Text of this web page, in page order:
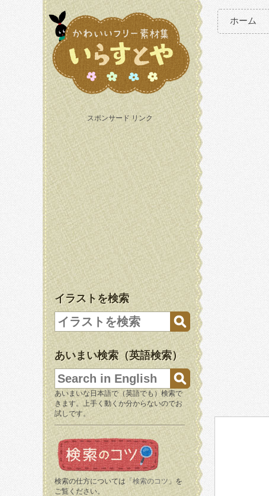
スポンサード リンク
イラストを検索
あいまい検索（英語検索）
あいまいな日本語で（英語でも）検索で
きます。上手く動くか分からないのでお
試しです。
検索の仕方については「 検索のコツ 」を
ご覧ください。
ホーム